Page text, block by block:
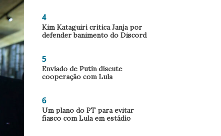
4
Kim Kataguiri critica Janja por
defender banimento do Discord
5
Enviado de Putin discute
cooperação com Lula
6
Um plano do PT para evitar
fiasco com Lula em estádio